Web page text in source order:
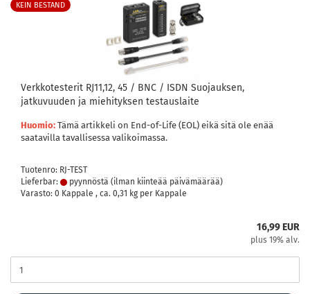
KEIN BESTAND
Verkkotesterit RJ11,12, 45 / BNC / ISDN Suojauksen,
jatkuvuuden ja miehityksen testauslaite
Huomio: Tämä artikkeli on End-of-Life (EOL) eikä sitä ole enää
saatavilla tavallisessa valikoimassa.
Tuotenro: RJ-TEST
Lieferbar:
pyynnöstä (ilman kiinteää päivämäärää)
Varasto: 0 Kappale , ca. 0,31 kg per Kappale
16,99 EUR
plus 19% alv.